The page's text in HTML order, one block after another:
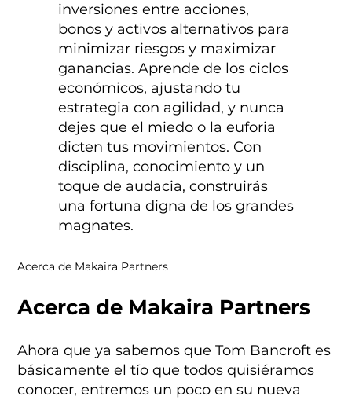
Acerca de Makaira Partners
Acerca de Makaira Partners
Ahora que ya sabemos que Tom Bancroft es
básicamente el tío que todos quisiéramos
conocer, entremos un poco en su nueva
inversiones entre acciones,
bonos y activos alternativos para
minimizar riesgos y maximizar
ganancias. Aprende de los ciclos
económicos, ajustando tu
estrategia con agilidad, y nunca
dejes que el miedo o la euforia
dicten tus movimientos. Con
disciplina, conocimiento y un
toque de audacia, construirás
una fortuna digna de los grandes
magnates.